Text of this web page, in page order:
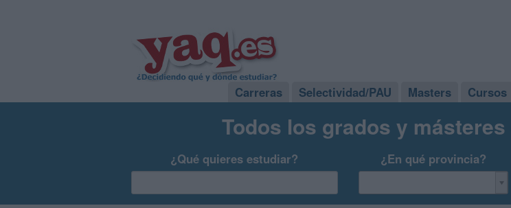
Carreras Selectividad/PAU Masters Cursos
Todos los grados y
¿Qué quieres estudiar? ¿En qué provincia?